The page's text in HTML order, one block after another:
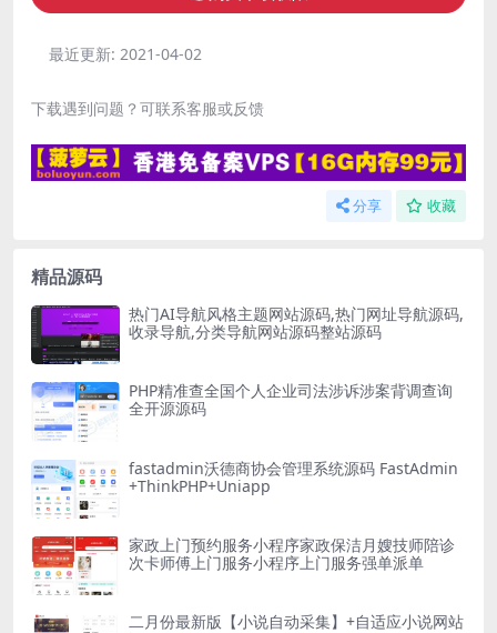
最近更新: 2021-04-02
下载遇到问题？可联系客服或反馈
分享 收藏
精品源码
热门AI导航风格主题网站源码,热门网址导航源码,
收录导航,分类导航网站源码整站源码
PHP精准查全国个人企业司法涉诉涉案背调查询
全开源源码
fastadmin沃德商协会管理系统源码 FastAdmin
+ThinkPHP+Uniapp
家政上门预约服务小程序家政保洁月嫂技师陪诊
次卡师傅上门服务小程序上门服务强单派单
二月份最新版【小说自动采集】+自适应小说网站